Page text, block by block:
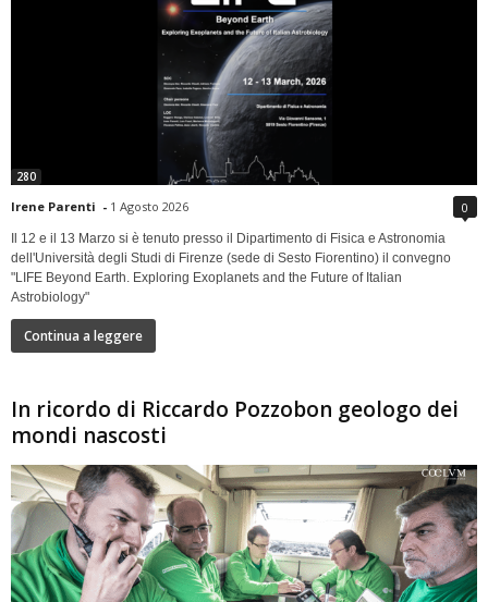
280
Irene Parenti - 1 Agosto 2026 0
Il 12 e il 13 Marzo si è tenuto presso il Dipartimento di Fisica e Astronomia
dell'Università degli Studi di Firenze (sede di Sesto Fiorentino) il convegno
"LIFE Beyond Earth. Exploring Exoplanets and the Future of Italian
Astrobiology"
Continua a leggere
In ricordo di Riccardo Pozzobon geologo dei
mondi nascosti